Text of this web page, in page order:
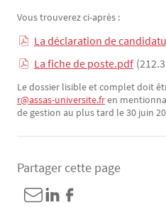
Vous trouverez ci-après :
La déclaration de
La fiche de poste.pdf
Le dossier lisible et complet doit
r@assas-universite.fren
de gestion au plus tard le 30 juin
Partager cette page